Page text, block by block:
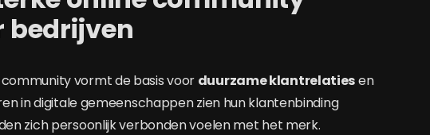
bedrijven
vormt de basis voor duurzame klantrelatiesen
in digitale gemeenschappen zien hun klantenbinding
zich persoonlijk verbonden voelen met het merk.